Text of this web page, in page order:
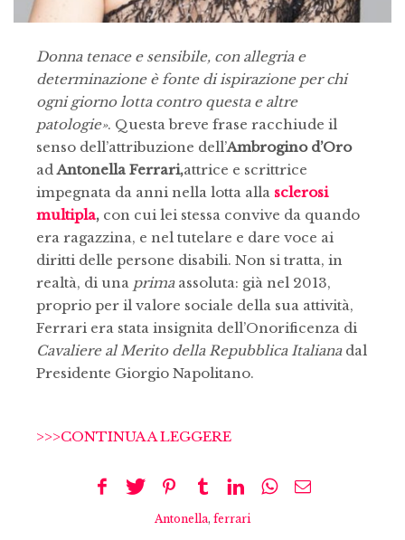
Donna tenace e sensibile, con allegria e
determinazione è fonte di ispirazione per chi
ogni giorno lotta contro questa e altre
patologie». Questa breve frase racchiude il
senso dell’attribuzione dell’Ambrogino d’Oro
adAntonella Ferrari,attrice e scrittrice
impegnata da anni nella lotta alla sclerosi
multipla, con cui lei stessa convive da quando
era ragazzina, e nel tutelare e dare voce ai
diritti delle persone disabili. Non si tratta, in
realtà, di una primaassoluta: già nel 2013,
proprio per il valore sociale della sua attività,
Ferrari era stata insignita dell’Onorificenza di
Cavaliere al Merito della Repubblica Italianadal
Presidente Giorgio Napolitano.
>>>CONTINUA A LEGGERE
Antonella, ferrari